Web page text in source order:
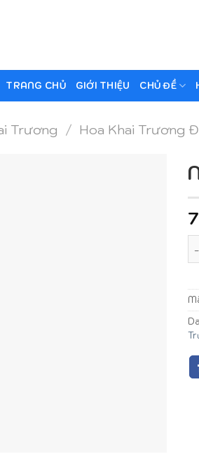
TRANG CHỦ GIỚI THIỆU CHỦ ĐỀ
Trương / Hoa Khai Trương